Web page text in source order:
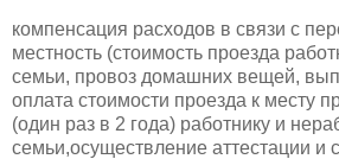
компенсация расходов в связи с
местность (стоимость проезда
семьи, провоз домашних вещей,
оплата стоимости проезда к месту
(один раз в 2 года) работнику и
семьи,осуществление аттестации и